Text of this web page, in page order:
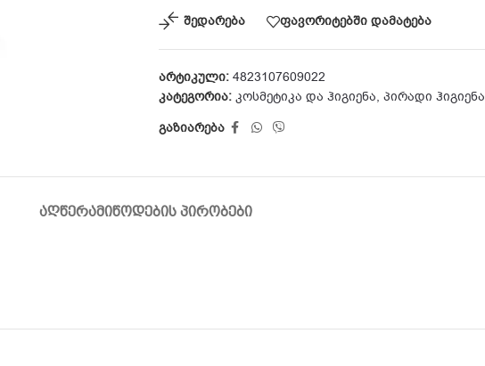
შედარება ფავორიტებში დამატება
არტიკული: 4823107609022
კატეგორია: კოსმეტიკა და ჰიგიენა, პირადი ჰიგიენა
გაზიარება
ᲐᲦᲬᲔᲠᲐᲛᲘᲬᲝᲓᲔᲑᲘᲡ ᲞᲘᲠᲝᲑᲔᲑᲘ